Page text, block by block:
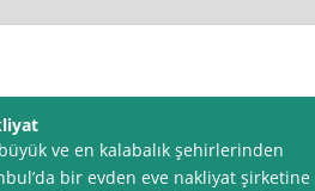
ve en kalabalık şehirlerinden
bir evden eve nakliyat şirketine